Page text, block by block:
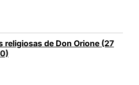
religiosas de Don Orione (27